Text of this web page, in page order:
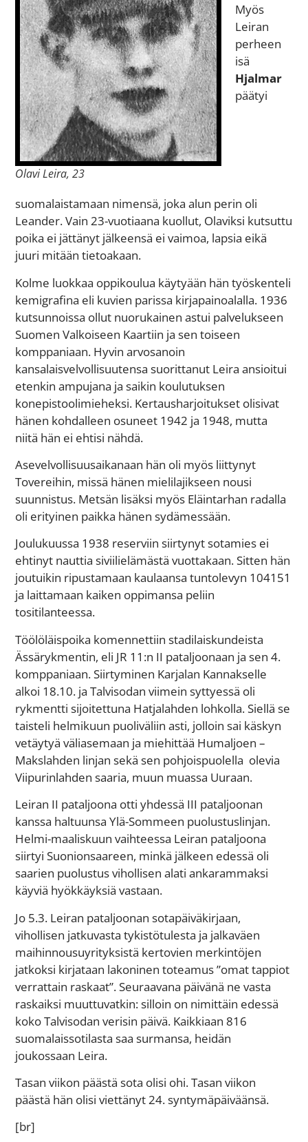
Olavi Leira, 23
Myös
Leiran
perheen
isä
Hjalmar
päätyi
suomalaistamaan nimensä, joka alun perin oli
Leander. Vain 23-vuotiaana kuollut, Olaviksi kutsuttu
poika ei jättänyt jälkeensä ei vaimoa, lapsia eikä
juuri mitään tietoakaan.
Kolme luokkaa oppikoulua käytyään hän työskenteli
kemigrafina eli kuvien parissa kirjapainoalalla. 1936
kutsunnoissa ollut nuorukainen astui palvelukseen
Suomen Valkoiseen Kaartiin ja sen toiseen
komppaniaan. Hyvin arvosanoin
kansalaisvelvollisuutensa suorittanut Leira ansioitui
etenkin ampujana ja saikin koulutuksen
konepistoolimieheksi. Kertausharjoitukset olisivat
hänen kohdalleen osuneet 1942 ja 1948, mutta
niitä hän ei ehtisi nähdä.
Asevelvollisuusaikanaan hän oli myös liittynyt
Tovereihin, missä hänen mielilajikseen nousi
suunnistus. Metsän lisäksi myös Eläintarhan radalla
oli erityinen paikka hänen sydämessään.
Joulukuussa 1938 reserviin siirtynyt sotamies ei
ehtinyt nauttia siviilielämästä vuottakaan. Sitten hän
joutuikin ripustamaan kaulaansa tuntolevyn 104151
ja laittamaan kaiken oppimansa peliin
tositilanteessa.
Töölöläispoika komennettiin stadilaiskundeista
Ässärykmentin, eli JR 11:n II pataljoonaan ja sen 4.
komppaniaan. Siirtyminen Karjalan Kannakselle
alkoi 18.10. ja Talvisodan viimein syttyessä oli
rykmentti sijoitettuna Hatjalahden lohkolla. Siellä se
taisteli helmikuun puoliväliin asti, jolloin sai käskyn
vetäytyä väliasemaan ja miehittää Humaljoen –
Makslahden linjan sekä sen pohjoispuolella olevia
Viipurinlahden saaria, muun muassa Uuraan.
Leiran II pataljoona otti yhdessä III pataljoonan
kanssa haltuunsa Ylä-Sommeen puolustuslinjan.
Helmi-maaliskuun vaihteessa Leiran pataljoona
siirtyi Suonionsaareen, minkä jälkeen edessä oli
saarien puolustus vihollisen alati ankarammaksi
käyviä hyökkäyksiä vastaan.
Jo 5.3. Leiran pataljoonan sotapäiväkirjaan,
vihollisen jatkuvasta tykistötulesta ja jalkaväen
maihinnousuyrityksistä kertovien merkintöjen
jatkoksi kirjataan lakoninen toteamus ”omat tappiot
verrattain raskaat”. Seuraavana päivänä ne vasta
raskaiksi muuttuvatkin: silloin on nimittäin edessä
koko Talvisodan verisin päivä. Kaikkiaan 816
suomalaissotilasta saa surmansa, heidän
joukossaan Leira.
Tasan viikon päästä sota olisi ohi. Tasan viikon
päästä hän olisi viettänyt 24. syntymäpäiväänsä.
[br]